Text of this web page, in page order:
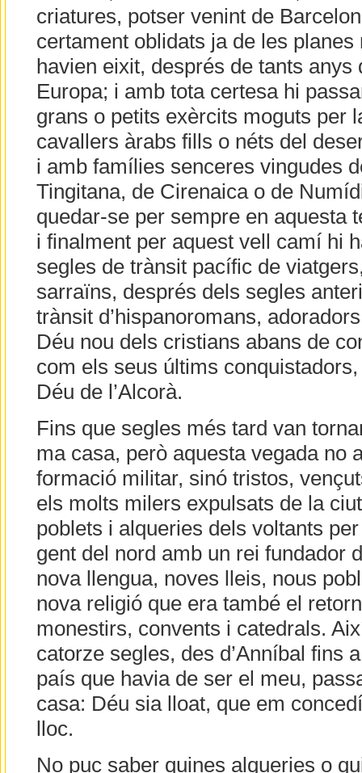
criatures, potser venint de
certament oblidats ja de les planes
havien eixit, després de tants
Europa; i amb tota certesa hi
grans o petits exèrcits moguts per
cavallers àrabs fills o néts del
i amb famílies senceres vingudes
Tingitana, de Cirenaica o de
quedar-se per sempre en aquesta
i finalment per aquest vell camí hi
segles de trànsit pacífic de
sarraïns, després dels segles
trànsit d’hispanoromans,
Déu nou dels cristians abans de
com els seus últims
Déu de l’Alcorà.
Fins que segles més tard van
ma casa, però aquesta vegada no
formació militar, sinó tristos,
els molts milers expulsats de la
poblets i alqueries dels voltants per
gent del nord amb un rei fundador
nova llengua, noves lleis, nous
nova religió que era també el
monestirs, convents i catedrals.
catorze segles, des d’Anníbal fins
país que havia de ser el meu,
casa: Déu sia lloat, que em
lloc.
No puc saber quines alqueries o